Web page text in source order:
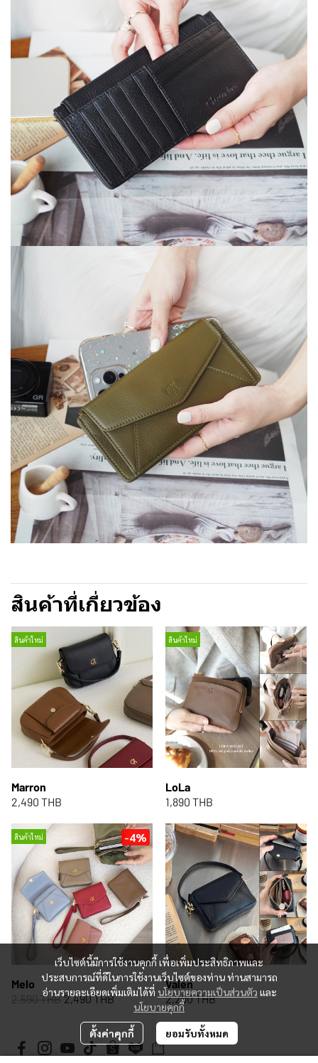
สินค้าที่เกี่ยวข้อง
สินค้าใหม่
Marron
2,490 THB
สินค้าใหม่
LoLa
1,890 THB
สินค้าใหม่ -4%
Melo
2,590 THB 2,490 THB
Valen
2,290 THB
เว็บไซต์นี้มีการใช้งานคุกกี้ เพื่อเพิ่มประสิทธิภาพและ
ประสบการณ์ที่ดีในการใช้งานเว็บไซต์ของท่าน ท่านสามารถ
อ่านรายละเอียดเพิ่มเติมได้ที่ นโยบายความเป็นส่วนตัว และ
นโยบายคุกกี้
ตั้งค่าคุกกี้ ยอมรับทั้งหมด